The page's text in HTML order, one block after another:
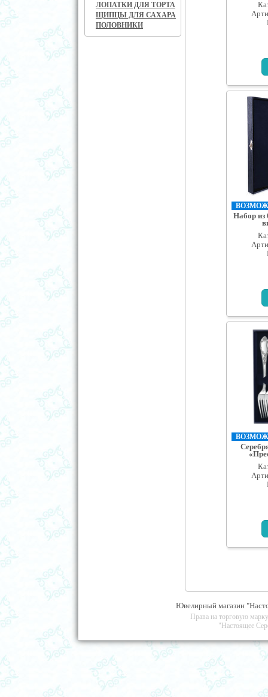
ЛОПАТКИ ДЛЯ ТОРТА
ЩИПЦЫ ДЛЯ САХАРА
ПОЛОВНИКИ
Набор из
Ювелирный магазин
Права на торговую
"Настоящее